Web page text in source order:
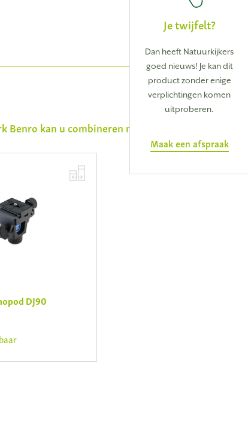
Benro kan u combineren met
DJ90
Je twijfelt?
Dan heeft Natuurkijkers
goed nieuws! Je kan dit
product zonder enige
verplichtingen komen
uitproberen.
Maak een afspraak